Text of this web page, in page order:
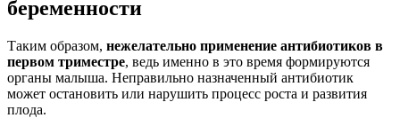
беременности
Таким образом, нежелательно применение антибиотиков в
первом триместре, ведь именно в это время формируются
органы малыша. Неправильно назначенный антибиотик
может остановить или нарушить процесс роста и развития
плода.